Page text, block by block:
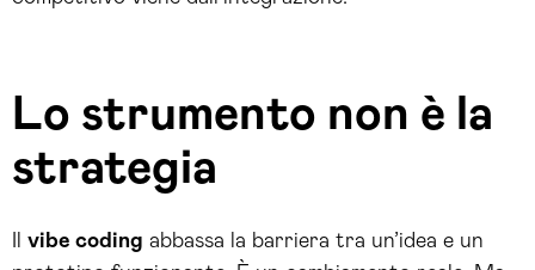
Lo strumento non è la
strategia
vibe coding abbassa la barriera tra un’idea e un